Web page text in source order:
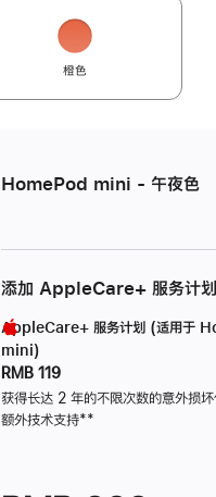
橙色
HomePod mini - 午夜色
添加 AppleCare+ 服务计划
AppleCare+ 服务计划 (适用于
mini)
RMB 119
获得长达 2 年的不限次数的意外损
额外技术支持脚
**